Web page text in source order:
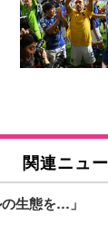
30度ロッキン
(ブラック)
関連ニュ
生態を…」